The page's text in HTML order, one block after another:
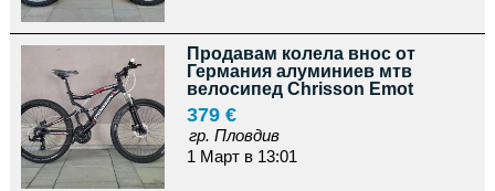
Продавам колела внос от
Германия алуминиев мтв
велосипед Chrisson Emot
379 €
гр. Пловдив
1 Март в 13:01